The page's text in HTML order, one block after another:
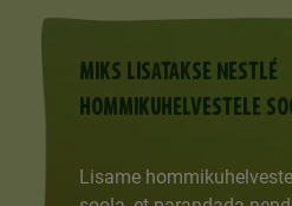
MIKS LISATAKSE NESTLÉ
HOMMIKUHELVESTELE
Lisame